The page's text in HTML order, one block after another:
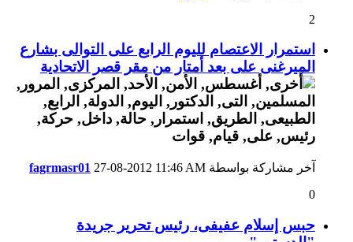
2
استمرار الاعتصام لليوم الرابع على التوالى بشارع
الميرغنى على بعد أمتار من مقر قصر الاتحادية
آخر مشاركة بواسطة fagrmasr01 27-08-2012 11:46 AM
0
حبس إسلام عفيفى، رئيس تحرير جريدة